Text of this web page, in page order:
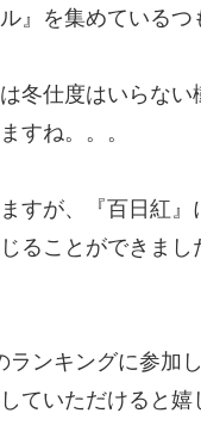
ル』を集めている
冬仕度はいらない
すね。。。
すが、『百日紅』
ることができまし
ランキングに参加
ていただけると嬉